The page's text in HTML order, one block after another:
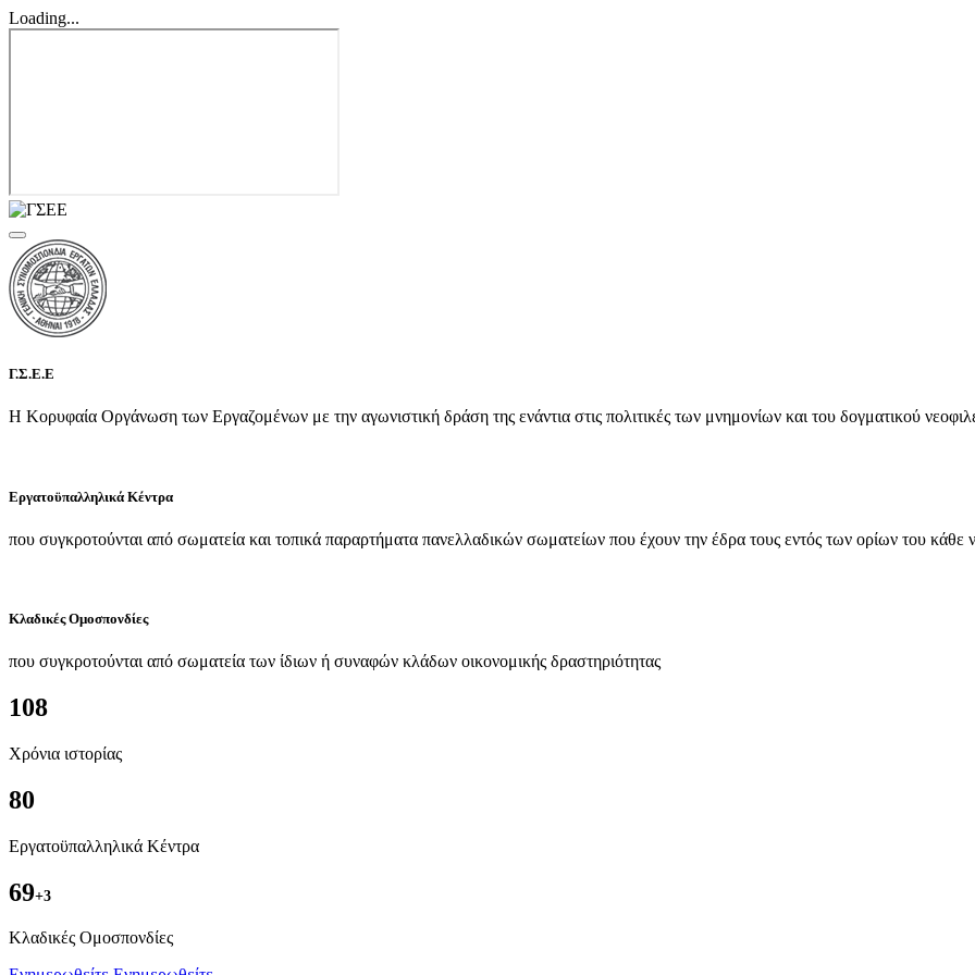
Loading...
Γ.Σ.Ε.Ε
Η Κορυφαία Οργάνωση των Εργαζομένων με την αγωνιστική δράση της ενάντια στις πολιτικές των μνημονίων και του δογματικού
Εργατοϋπαλληλικά Κέντρα
που συγκροτούνται από σωματεία και τοπικά παραρτήματα πανελλαδικών σωματείων που έχουν την έδρα τους εντός των ορίων του κάθε
Κλαδικές Ομοσπονδίες
που συγκροτούνται από σωματεία των ίδιων ή συναφών κλάδων οικονομικής δραστηριότητας
108
Χρόνια ιστορίας
80
Εργατοϋπαλληλικά Κέντρα
69+3
Kλαδικές Ομοσπονδίες